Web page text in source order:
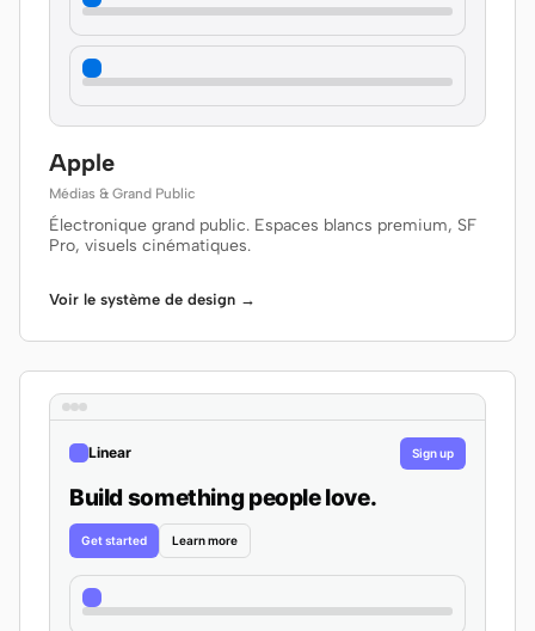
Apple
Médias & Grand Public
Électronique grand public. Espaces blancs premium, SF
Pro, visuels cinématiques.
Voir le système de design →
Linear Sign up
Build something people love.
Get started Learn more